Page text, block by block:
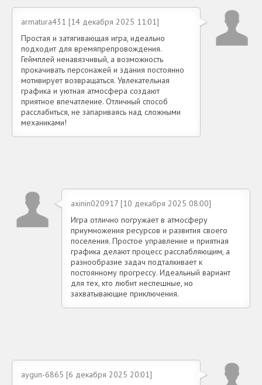
armatura431 [14 декабря 2025 11:01]
Простая и затягивающая игра, идеально
подходит для времяпрепровождения.
Геймплей ненавязчивый, а возможность
прокачивать персонажей и здания постоянно
мотивирует возвращаться. Увлекательная
графика и уютная атмосфера создают
приятное впечатление. Отличный способ
расслабиться, не запариваясь над сложными
механиками!
axinin020917 [10 декабря 2025 08:00]
Игра отлично погружает в атмосферу
приумножения ресурсов и развития своего
поселения. Простое управление и приятная
графика делают процесс расслабляющим, а
разнообразие задач подталкивает к
постоянному прогрессу. Идеальный вариант
для тех, кто любит неспешные, но
захватывающие приключения.
aygun-6865 [6 декабря 2025 20:01]